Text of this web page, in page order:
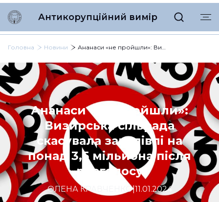
Антикорупційний вимір
Головна Новини Ананаси «не пройшли»: Визирська сільрада скасувала закупівлі на понад 3,5 мільйона після розголосу
Ананаси «не пройшли»:
Визирська сільрада
скасувала закупівлі на
понад 3,5 мільйона після
розголосу
ОЛЕНА КРАВЧЕНКО|11.01.2024